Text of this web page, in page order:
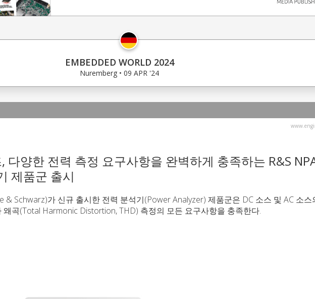
EMBEDDED WORLD 2024
Nuremberg • 09 APR '24
다양한 전력 측정 요구사항을 완벽하게 충족하는 R&S
제품군 출시
& Schwarz)가 신규 출시한 전력 분석기(Power Analyzer) 제품군은 DC 소스 및 AC 소스
왜곡(Total Harmonic Distortion, THD) 측정의 모든 요구사항을 충족한다.